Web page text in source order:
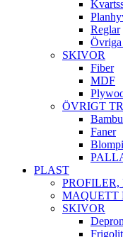
Reglar
SKIVOR
Fiber
MDF
ÖVRIGT
Bambu
Faner
PLAST
MAQUETT
SKIVOR
Depron